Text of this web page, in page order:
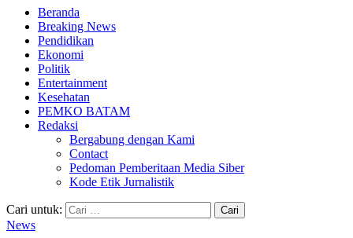
Beranda
Breaking News
Pendidikan
Ekonomi
Politik
Entertainment
Kesehatan
PEMKO BATAM
Redaksi
Bergabung dengan Kami
Contact
Pedoman Pemberitaan Media Siber
Kode Etik Jurnalistik
Cari untuk:
News